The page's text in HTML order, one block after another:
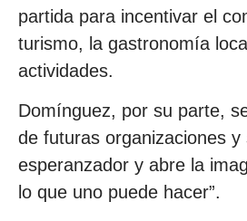
partida para incentivar el
turismo, la gastronomía
actividades.
Domínguez, por su parte,
de futuras organizaciones
esperanzador y abre la
lo que uno puede hacer”.